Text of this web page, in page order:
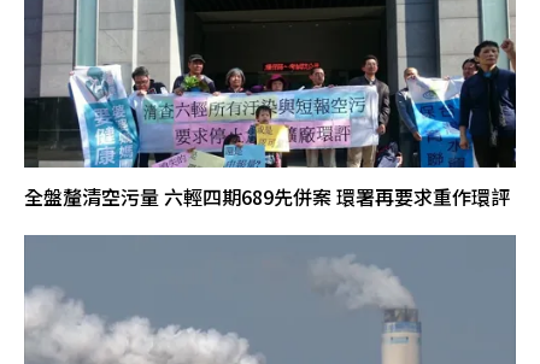
全盤釐清空污量 六輕四期689先併案 環署再要求重作環評